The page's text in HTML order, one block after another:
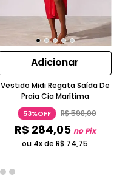
Adicionar
Vestido Midi Regata Saída De
Praia Cia Marítima
53%OFF R$598,00
R$ 284,05 no Pix
ou 4x de R$ 74,75